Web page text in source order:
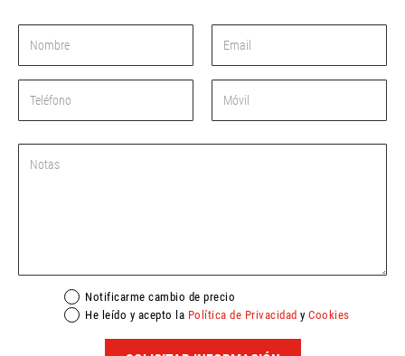
Notificarme cambio de precio
He leído y acepto la Política de Privacidad y Cookies